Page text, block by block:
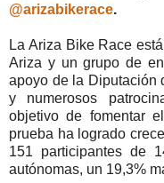
@arizabikerace.
La Ariza Bike Race
Ariza y un grupo de
apoyo de la Diputación
y numerosos
objetivo de fomentar
prueba ha logrado
151 participantes de
autónomas, un 19,3%